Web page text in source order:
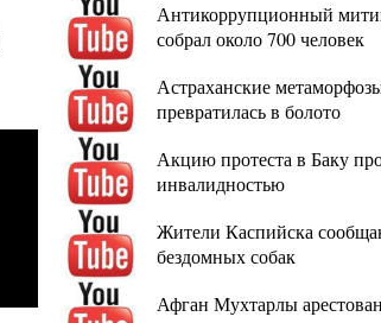
Антикоррупционный
собрал около 700 человек
Астраханские
превратилась в болото
Акцию протеста в Баку
инвалидностью
Жители Каспийска
бездомных собак
Афган Мухтарлы